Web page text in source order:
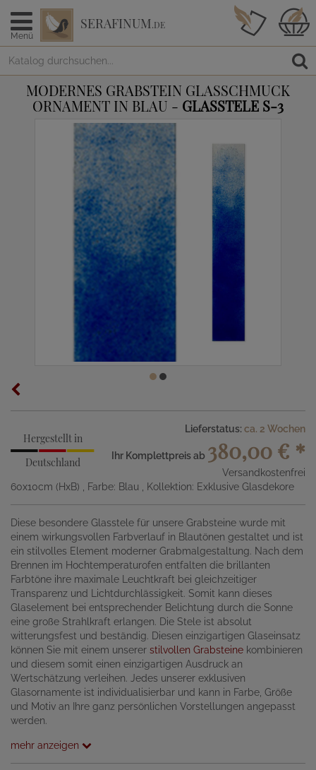
Menü
SERAFINUM.DE
MODERNES GRABSTEIN GLASSCHMUCK
ORNAMENT IN BLAU - GLASSTELE S-3
Hergestellt in
Deutschland
Lieferstatus: ca. 2 Wochen
Ihr Komplettpreis ab 380,00 € *
Versandkostenfrei
60x10cm (HxB)
, Farbe: Blau , Kollektion: Exklusive Glasdekore
Diese besondere Glasstele für unsere Grabsteine wurde mit
einem wirkungsvollen Farbverlauf in Blautönen gestaltet und ist
ein stilvolles Element moderner Grabmalgestaltung. Nach dem
Brennen im Hochtemperaturofen entfalten die brillanten
Farbtöne ihre maximale Leuchtkraft bei gleichzeitiger
Transparenz und Lichtdurchlässigkeit. Somit kann dieses
Glaselement bei entsprechender Belichtung durch die Sonne
eine große Strahlkraft erlangen. Die Stele ist absolut
witterungsfest und beständig. Diesen einzigartigen Glaseinsatz
können Sie mit einem unserer stilvollen Grabsteine kombinieren
und diesem somit einen einzigartigen Ausdruck an
Wertschätzung verleihen. Jedes unserer exklusiven
Glasornamente ist individualisierbar und kann in Farbe, Größe
und Motiv an Ihre ganz persönlichen Vorstellungen angepasst
werden.
mehr anzeigen